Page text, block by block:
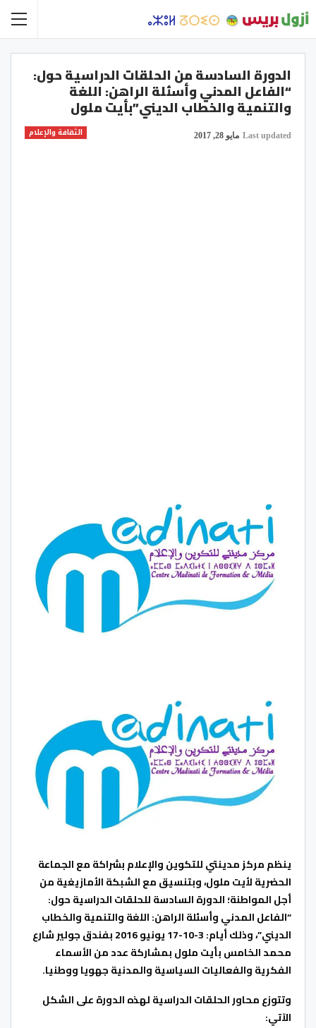
الدورة السادسة من الحلقات الدراسية حول:
“الفاعل المدني وأسئلة الراهن: اللغة
والتنمية والخطاب الديني”بأيت ملول
الثقافة والإعلام Last updated مايو 28, 2017
ينظم مركز مدينتي للتكوين والإعلام بشراكة مع الجماعة
الحضرية لأيت ملول، وبتنسيق مع الشبكة الأمازيغية من
أجل المواطنة؛ الدورة السادسة للحلقات الدراسية حول:
“الفاعل المدني وأسئلة الراهن: اللغة والتنمية والخطاب
الديني”، وذلكأيام:3-10-17
يونيو 2016 بفندق جولير شارع
محمد الخامس بأيت ملول بمشاركة عدد من الأسماء
الفكرية والفعاليات السياسية والمدنية جهويا ووطنيا.
وتتوزع محاور الحلقات الدراسية لهذه الدورة على الشكل
الآتي: